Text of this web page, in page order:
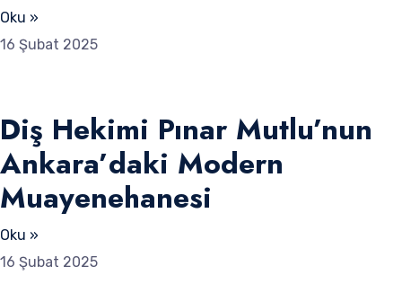
Oku »
16 Şubat 2025
Diş Hekimi Pınar Mutlu’nun
Ankara’daki Modern
Muayenehanesi
Oku »
16 Şubat 2025